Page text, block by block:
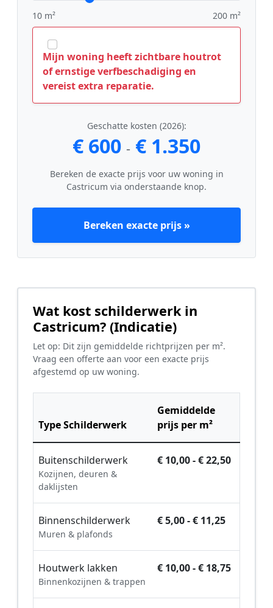
10 m² 200 m²
Mijn woning heeft zichtbare houtrot
of ernstige verfbeschadiging en
vereist extra reparatie.
Geschatte kosten (2026):
€ 600 - € 1.350
Bereken de exacte prijs voor uw woning in
Castricum via onderstaande knop.
Bereken exacte prijs »
Wat kost schilderwerk in
Castricum? (Indicatie)
Let op: Dit zijn gemiddelde richtprijzen per m².
Vraag een offerte aan voor een exacte prijs
afgestemd op uw woning.
Type Schilderwerk
Gemiddelde
prijs per m²
Buitenschilderwerk
Kozijnen, deuren &
daklijsten
€ 10,00 - € 22,50
Binnenschilderwerk
Muren & plafonds
€ 5,00 - € 11,25
Houtwerk lakken
Binnenkozijnen & trappen
€ 10,00 - € 18,75